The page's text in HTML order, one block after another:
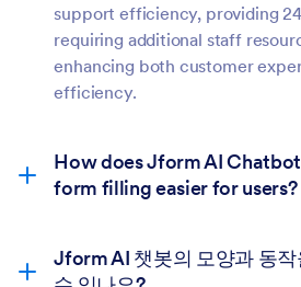
support efficiency, providing
requiring additional staff
enhancing both customer
efficiency.
How does Jform AI
form filling easier for users?
Jform AI 챗봇의 모양과 동